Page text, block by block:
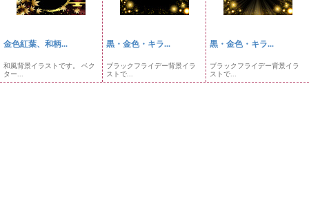
金色紅葉、和柄...
和風背景イラストです。 ベク
ター...
黒・金色・キラ...
ブラックフライデー背景イラ
ストで...
黒・金色・キラ...
ブラックフライデー背景イラ
ストで...